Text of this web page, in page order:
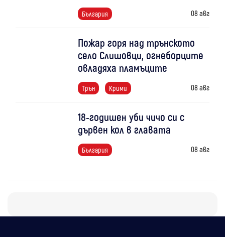
България 08 авг
Пожар горя над трънското
село Слишовци, огнеборците
овладяха пламъците
Трън Крими 08 авг
18-годишен уби чичо си с
дървен кол в главата
България 08 авг